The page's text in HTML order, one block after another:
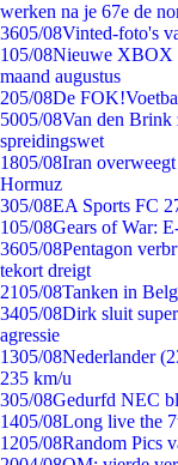
werken na je 67e de
3605/08Vinted-foto's
105/08Nieuwe XBOX
maand augustus
205/08De
5005/08Van den Brink
spreidingswet
1805/08Iran
Hormuz
305/08EA Sports FC
105/08Gears of War:
3605/08Pentagon
tekort dreigt
2105/08Tanken in
3405/08Dirk sluit
agressie
1305/08Nederlander
235 km/u
305/08Gedurfd NEC
1405/08Long live the
1205/08Random Pics